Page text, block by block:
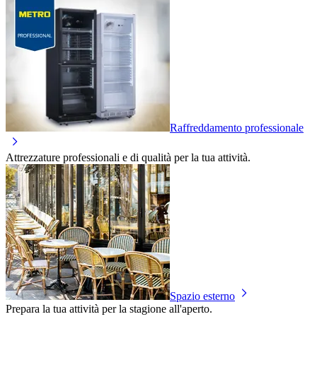
Raffreddamento professionale
Attrezzature professionali e di qualità per la tua attività.
Spazio esterno
Prepara la tua attività per la stagione all'aperto.